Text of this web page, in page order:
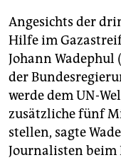
Angesichts der
Hilfe im
Johann Wadephul
der
werde dem UN-
zusätzliche fünf
stellen, sagte
Journalisten beim